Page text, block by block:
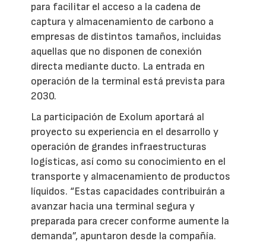
para facilitar el acceso a la cadena de
captura y almacenamiento de carbono a
empresas de distintos tamaños, incluidas
aquellas que no disponen de conexión
directa mediante ducto. La entrada en
operación de la terminal está prevista para
2030.
La participación de Exolum aportará al
proyecto su experiencia en el desarrollo y
operación de grandes infraestructuras
logísticas, así como su conocimiento en el
transporte y almacenamiento de productos
líquidos. “Estas capacidades contribuirán a
avanzar hacia una terminal segura y
preparada para crecer conforme aumente la
demanda”, apuntaron desde la compañía.